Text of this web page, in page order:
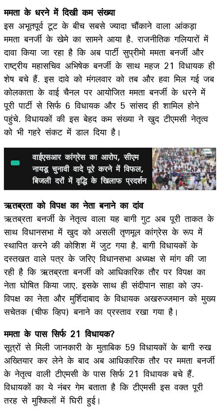
ममता के धरने में दिखी कम संख्या
इस अभूतपूर्व टूट के बीच सबसे ज्यादा चौंकाने वाला आंकड़ा
ममता बनर्जी के खेमे का सामने आया है. राजनीतिक गलियारों में
दावा किया जा रहा है कि अब पार्टी सुप्रीमो ममता बनर्जी और
राष्ट्रीय महासचिव अभिषेक बनर्जी के साथ महज 21 विधायक ही
शेष बचे हैं. इस दावे को मंगलवार को तब और हवा मिल गई जब
कोलकाता के वाई चैनल पर आयोजित ममता बनर्जी के धरने में
पूरी पार्टी से सिर्फ 6 विधायक और 5 सांसद ही शामिल होने
पहुंचे. विधायकों की इस बेहद कम संख्या ने खुद टीएमसी नेतृत्व
को भी गहरे संकट में डाल दिया है।
वाईएसआर कांग्रेस का आरोप, सीएम
नायडू चुनावी वादे पूरे करने में विफल,
बिजली दरों में वृद्धि के खिलाफ प्रदर्शन
ऋतब्रता को विपक्ष का नेता बनाने का दांव
ऋतब्रता बनर्जी के नेतृत्व वाला यह बागी गुट अब पूरी ताकत के
साथ विधानसभा में खुद को असली तृणमूल कांग्रेस के रूप में
स्थापित करने की कोशिश में जुट गया है. बागी विधायकों के
दस्तखत वाले पत्र के जरिए विधानसभा अध्यक्ष से मांग की जा
रही है कि ऋतब्रता बनर्जी को आधिकारिक तौर पर विपक्ष का
नेता घोषित किया जाए. इसके साथ ही संदीपान साहा को उप-
विपक्ष का नेता और मुर्शिदाबाद के विधायक अखरुज्जमान को मुख्य
सचेतक (चीफ व्हिप) बनाने का प्रस्ताव रखा गया है।
ममता के पास सिर्फ 21 विधायक?
सूत्रों से मिली जानकारी के मुताबिक 59 विधायकों के बागी रुख
अख्तियार कर लेने के बाद अब आधिकारिक तौर पर ममता बनर्जी
के नेतृत्व वाली टीएमसी के पास सिर्फ 21 विधायक बचे हैं.
विधायकों का ये नंबर गेम बताता है कि टीएमसी इस वक्त पूरी
तरह से मुश्किलों में घिरी हुई।